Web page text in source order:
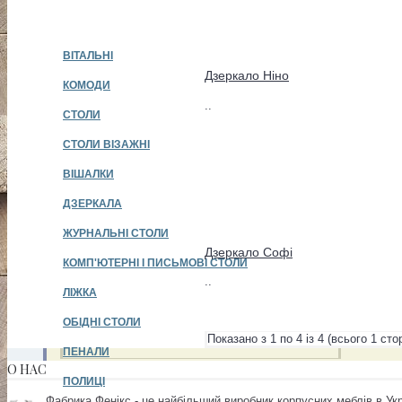
ВІТАЛЬНІ
КОМОДИ
СТОЛИ
СТОЛИ ВІЗАЖНІ
ВІШАЛКИ
ДЗЕРКАЛА
ЖУРНАЛЬНІ СТОЛИ
КОМП'ЮТЕРНІ І ПИСЬМОВІ СТОЛИ
ЛІЖКА
ОБІДНІ СТОЛИ
ПЕНАЛИ
ПОЛИЦІ
Дзеркало Ніно
Дзеркало Софі
..
Показано з 1 по 4 із 4 (всього 1
О НАС